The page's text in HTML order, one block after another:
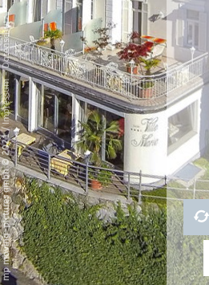
mp moving-pictures gmbh © 2021
/
Impressum
-
Datenschutz